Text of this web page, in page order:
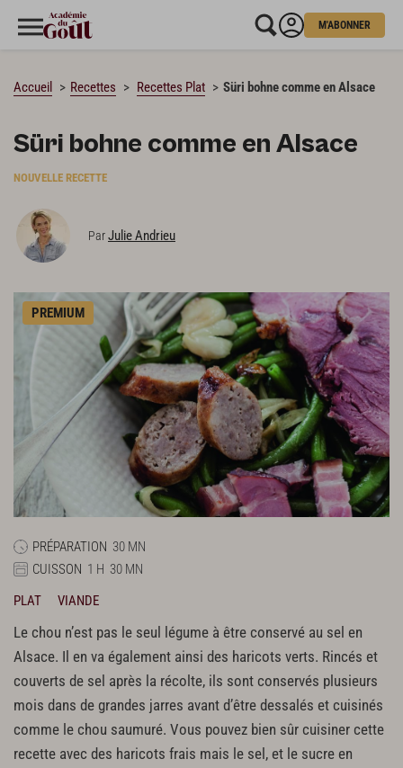
M'ABONNER
Accueil Recettes Recettes Plat Süri bohne comme en Alsace
Süri bohne comme en Alsace
NOUVELLE RECETTE
ParJulie Andrieu
PREMIUM
PRÉPARATION 30 MN
CUISSON 1 H 30 MN
PLAT
VIANDE
Le chou n’est pas le seul légume à être conservé au sel en
Alsace. Il en va également ainsi des haricots verts. Rincés et
couverts de sel après la récolte, ils sont conservés plusieurs
mois dans de grandes jarres avant d’être dessalés et cuisinés
comme le chou saumuré. Vous pouvez bien sûr cuisiner cette
recette avec des haricots frais mais le sel, et le sucre en
CHARGEMENT…